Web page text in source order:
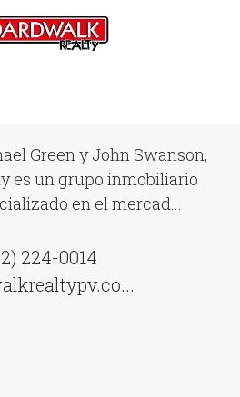
Green y John Swanson,
es un grupo inmobiliario
en el mercad...
224-0014